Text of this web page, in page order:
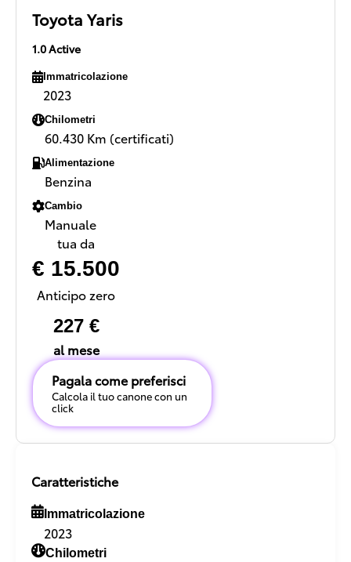
Toyota Yaris
1.0 Active
Immatricolazione
2023
Chilometri
60.430 Km (certificati)
Alimentazione
Benzina
Cambio
Manuale
tua da
€ 15.500
Anticipo zero
227 €
al mese
Pagala come preferisci
Calcola il tuo canone con un
click
Caratteristiche
Immatricolazione
2023
Chilometri